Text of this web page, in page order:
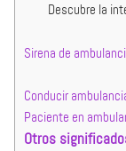
Descubre la
Sirena de
Conducir
Paciente en
Otros